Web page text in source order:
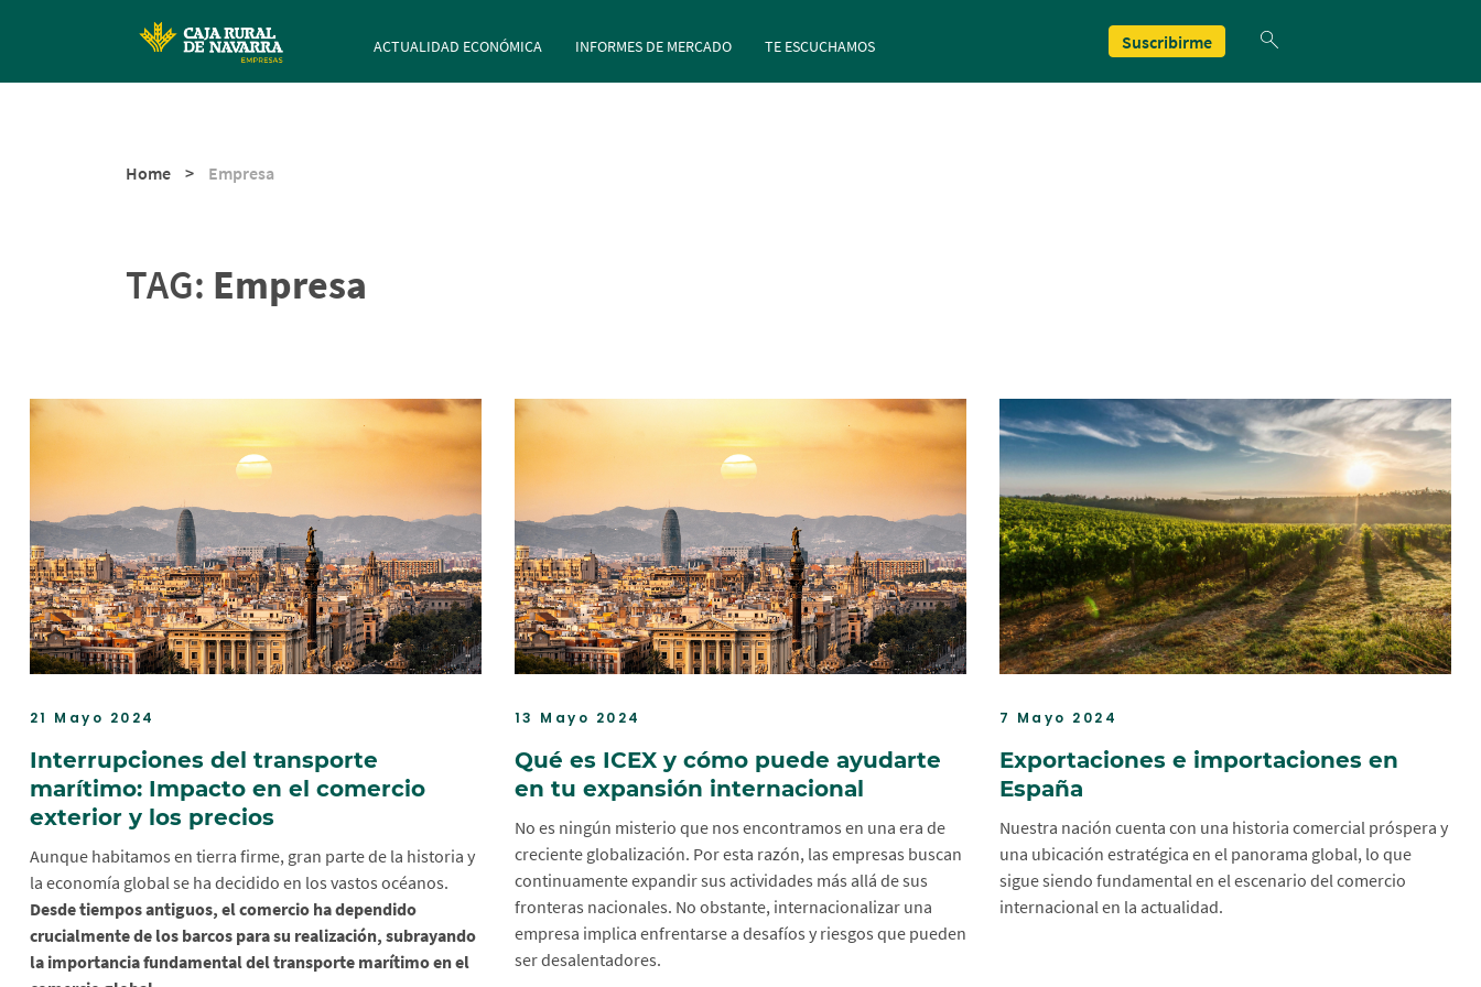
ACTUALIDAD ECONÓMICA INFORMES DE MERCADO TE ESCUCHAMOS Suscribirme
Home > Empresa
TAG: Empresa
21 Mayo 2024
Interrupciones del transporte
marítimo: Impacto en el comercio
exterior y los precios
Aunque habitamos en tierra firme, gran parte de la historia y
la economía global se ha decidido en los vastos océanos.
Desde tiempos antiguos, el comercio ha dependido
crucialmente de los barcos para su realización, subrayando
la importancia fundamental del transporte marítimo en el
13 Mayo 2024
Qué es ICEX y cómo puede ayudarte
en tu expansión internacional
No es ningún misterio que nos encontramos en una era de
creciente globalización. Por esta razón, las empresas buscan
continuamente expandir sus actividades más allá de sus
fronteras nacionales. No obstante, internacionalizar una
empresa implica enfrentarse a desafíos y riesgos que pueden
ser desalentadores.
7 Mayo 2024
Exportaciones e importaciones en
España
Nuestra nación cuenta con una historia comercial próspera y
una ubicación estratégica en el panorama global, lo que
sigue siendo fundamental en el escenario del comercio
internacional en la actualidad.